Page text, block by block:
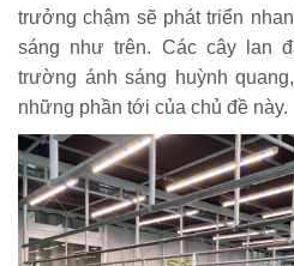
trưởng chậm sẽ phát triển
sáng như trên. Các cây lan
trường ánh sáng huỳnh
những phần tới của chủ đề này.